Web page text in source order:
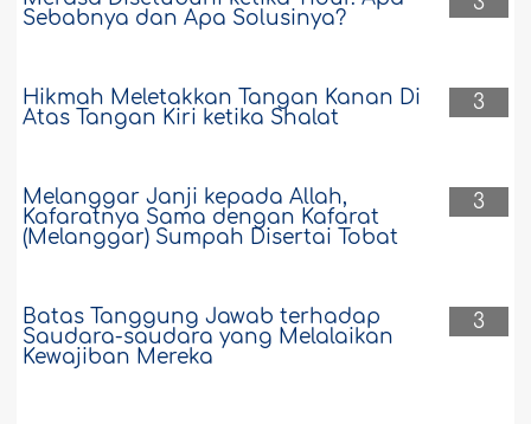
Sebabnya dan Apa Solusinya?
3
Hikmah Meletakkan Tangan Kanan Di
Atas Tangan Kiri ketika Shalat
3
Melanggar Janji kepada Allah,
Kafaratnya Sama dengan Kafarat
(Melanggar) Sumpah Disertai Tobat
3
Batas Tanggung Jawab terhadap
Saudara-saudara yang Melalaikan
Kewajiban Mereka